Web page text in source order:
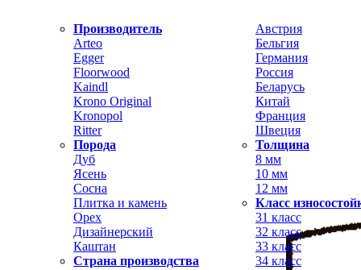
Производитель
Arteo
Egger
Floorwood
Kaindl
Krono Original
Kronopol
Ritter
Порода
Дуб
Ясень
Сосна
Плитка и камень
Орех
Дизайнерский
Каштан
Страна производства
Австрия
Бельгия
Германия
Россия
Беларусь
Китай
Франция
Швеция
Толщина
8 мм
10 мм
12 мм
Класс
31 класс
32 класс
33 класс
34 класс